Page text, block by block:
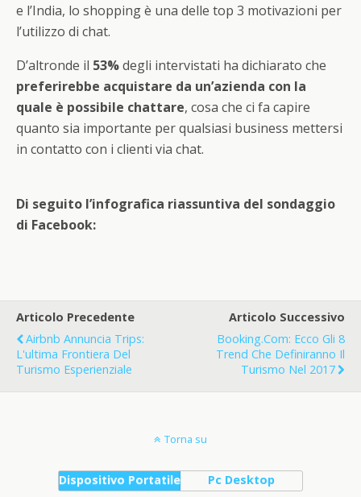
e l’India, lo shopping è una delle top 3 motivazioni per
l’utilizzo di chat.
D’altronde il 53%degli intervistati ha dichiarato che
preferirebbe acquistare da un’azienda con la
quale è possibile chattare, cosa che ci fa capire
quanto sia importante per qualsiasi business mettersi
in contatto con i clienti via chat.
Di seguito l’infografica riassuntiva del sondaggio
di Facebook:
Articolo Precedente
Airbnb Annuncia Trips:
L'ultima Frontiera Del
Turismo Esperienziale
Articolo Successivo
Booking.com: Ecco Gli 8
Trend Che Definiranno Il
Turismo Nel 2017
Torna su
Dispositivo Portatile Pc Desktop